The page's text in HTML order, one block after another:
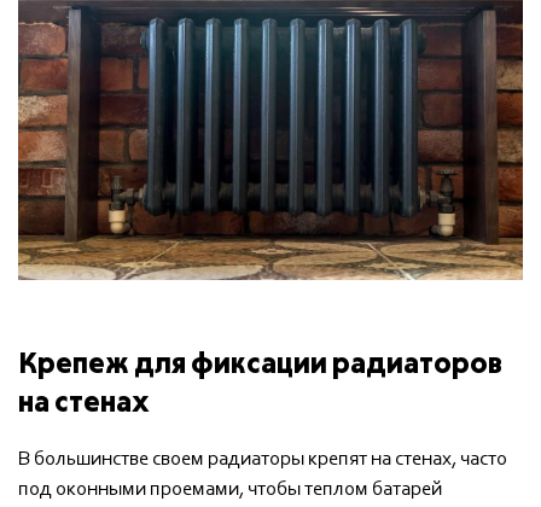
Крепеж для фиксации радиаторов
на стенах
В большинстве своем радиаторы крепят на стенах, часто
под оконными проемами, чтобы теплом батарей